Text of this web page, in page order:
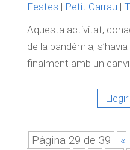
Festes | Petit Carrau |
Aquesta activitat,
de la pandèmia,
finalment amb un canvi
Pàgina 29 de 39
«